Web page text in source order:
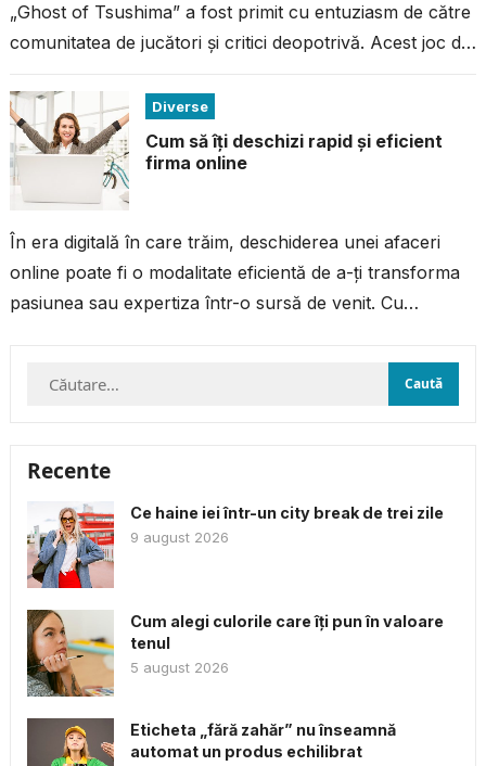
„Ghost of Tsushima” a fost primit cu entuziasm de către
comunitatea de jucători și critici deopotrivă. Acest joc de
Diverse
Cum să îți deschizi rapid și eficient
firma online
În era digitală în care trăim, deschiderea unei afaceri
online poate fi o modalitate eficientă de a-ți transforma
pasiunea sau expertiza într-o sursă de venit. Cu
Caută
Recente
Ce haine iei într-un city break de trei zile
9 august 2026
Cum alegi culorile care îți pun în valoare
tenul
5 august 2026
Eticheta „fără zahăr” nu înseamnă
automat un produs echilibrat